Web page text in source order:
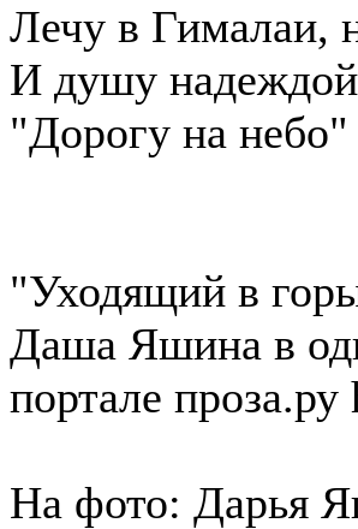
Лечу в Гималаи,
И душу
"Дорогу на
"Уходящий в
Даша Яшина в
портале
На фото: Дарья